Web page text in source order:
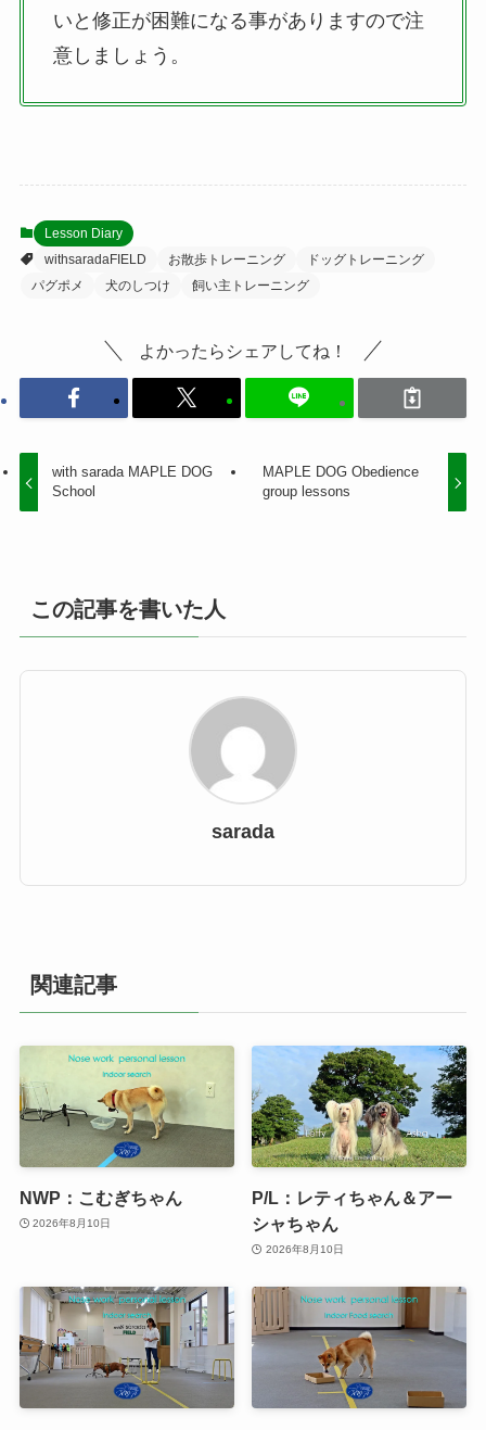
いと修正が困難になる事がありますので注
意しましょう。
Lesson Diary
withsaradaFIELD
お散歩トレーニング
ドッグトレーニング
パグポメ
犬のしつけ 飼い主トレーニング
よかったらシェアしてね！
with sarada MAPLE DOG
School
MAPLE DOG Obedience
group lessons
この記事を書いた人
sarada
関連記事
NWP：こむぎちゃん
2026年8月10日
P/L：レティちゃん＆アー
シャちゃん
2026年8月10日